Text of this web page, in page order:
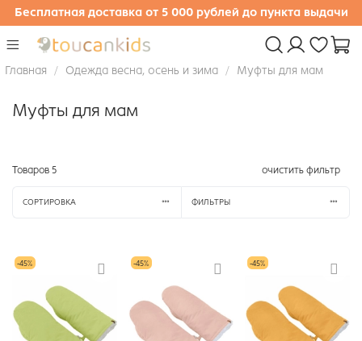
Бесплатная доставка от 5 000 рублей до пункта выдачи
Главная Одежда весна, осень и зима Муфты для мам
Муфты для мам
Товаров 5 очистить фильтр
СОРТИРОВКА ФИЛЬТРЫ
-45% -45% -45%